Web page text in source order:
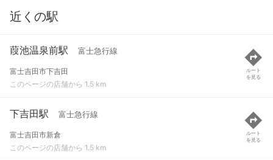
近くの駅
葭池温泉前駅 富士急行線
富士吉田市下吉田
このページの店舗から 1.5 km
ルート
を見る
下吉田駅 富士急行線
富士吉田市新倉
このページの店舗から 1.5 km
ルート
を見る